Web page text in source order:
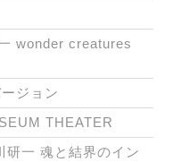
wonder creatures
ジョン
THEATER
一 魂と結界のイン